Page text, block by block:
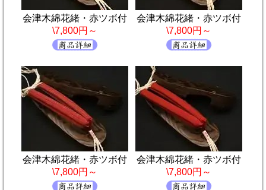
会津木綿花緒・赤ツボ付
\7,800円～
会津木綿花緒・赤ツボ付
\7,800円～
会津木綿花緒・赤ツボ付
\7,800円～
会津木綿花緒・赤ツボ付
\7,800円～